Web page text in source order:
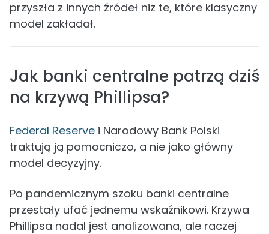
przyszła z innych źródeł niż te, które klasyczny
model zakładał.
Jak banki centralne patrzą dziś
na krzywą Phillipsa?
Federal Reserve i Narodowy Bank Polski
traktują ją pomocniczo, a nie jako główny
model decyzyjny.
Po pandemicznym szoku banki centralne
przestały ufać jednemu wskaźnikowi. Krzywa
Phillipsa nadal jest analizowana, ale raczej